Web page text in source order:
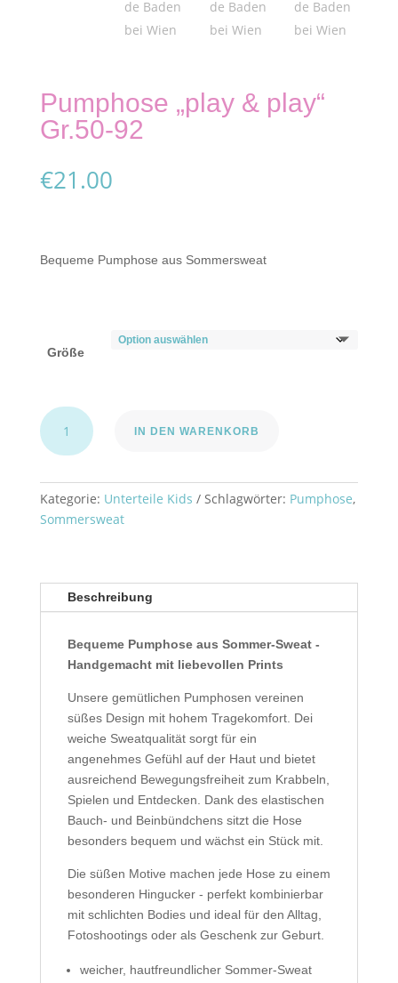
Pumphose „play & play“
Gr.50-92
€21.00
Bequeme Pumphose aus Sommersweat
Größe
Pumphose
„play
Gr.50-
92
IN DEN WARENKORB
Kategorie: Unterteile Kids Schlagwörter: Pumphose,
Sommersweat
Beschreibung
Bequeme Pumphose aus Sommer-Sweat -
Handgemacht mit liebevollen Prints
Unsere gemütlichen Pumphosen vereinen
süßes Design mit hohem Tragekomfort. Dei
weiche Sweatqualität sorgt für ein
angenehmes Gefühl auf der Haut und bietet
ausreichend Bewegungsfreiheit zum Krabbeln,
Spielen und Entdecken. Dank des elastischen
Bauch- und Beinbündchens sitzt die Hose
besonders bequem und wächst ein Stück mit.
Die süßen Motive machen jede Hose zu einem
besonderen Hingucker - perfekt kombinierbar
mit schlichten Bodies und ideal für den Alltag,
Fotoshootings oder als Geschenk zur Geburt.
weicher, hautfreundlicher Sommer-Sweat